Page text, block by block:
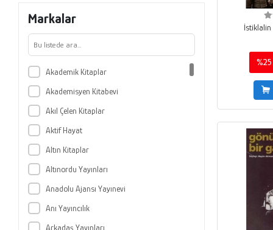
Markalar
Akademik Kitaplar
Akademisyen Kitabevi
Akıl Çelen Kitaplar
Aktif Hayat
Altın Kitaplar
Altınordu Yayınları
Anadolu Ajansı Yayınevi
Anı Yayıncılık
Arkadaş Yayınları
İstiklalin
%25